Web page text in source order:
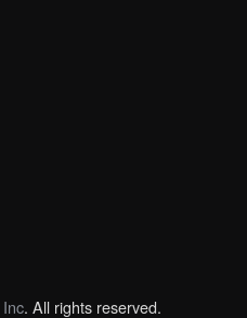
. All rights reserved.